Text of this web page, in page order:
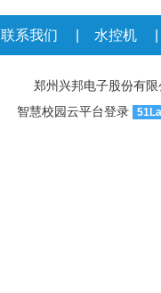
联系我们 水控机
郑州兴邦电子股份有
智慧校园云平台登录
51La